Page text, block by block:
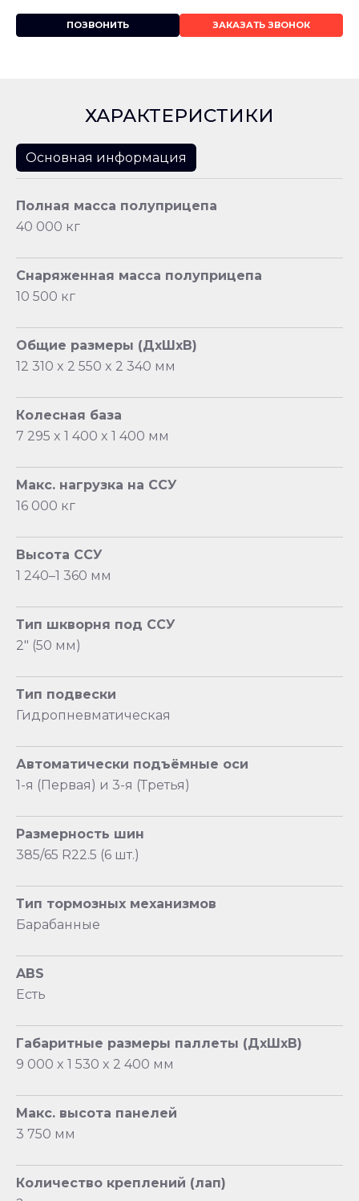
ПОЗВОНИТЬ ЗАКАЗАТЬ ЗВОНОК
ХАРАКТЕРИСТИКИ
Основная информация
Полная масса полуприцепа
40 000 кг
Снаряженная масса полуприцепа
10 500 кг
Общие размеры (ДхШхВ)
12 310 x 2 550 x 2 340 мм
Колесная база
7 295 x 1 400 x 1 400 мм
Макс. нагрузка на ССУ
16 000 кг
Высота ССУ
1 240–1 360 мм
Тип шкворня под ССУ
2" (50 мм)
Тип подвески
Гидропневматическая
Автоматически подъёмные оси
1-я (Первая) и 3-я (Третья)
Размерность шин
385/65 R22.5 (6 шт.)
Тип тормозных механизмов
Барабанные
ABS
Есть
Габаритные размеры паллеты (ДхШхВ)
9 000 x 1 530 x 2 400 мм
Макс. высота панелей
3 750 мм
Количество креплений (лап)